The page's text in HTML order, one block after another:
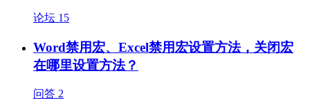
论坛 15
Word禁用宏、Excel禁用宏设置方法，关闭宏
在哪里设置方法？
问答 2